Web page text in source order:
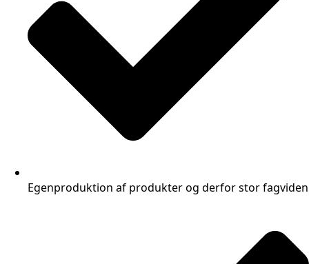
Egenproduktion af produkter og derfor stor fagviden